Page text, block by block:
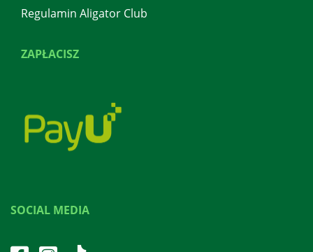
Regulamin Aligator Club
ZAPŁACISZ
SOCIAL MEDIA